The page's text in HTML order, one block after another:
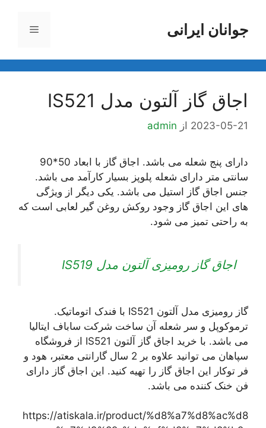
جوانان ایرانی فهرست
اجاق گاز آلتون مدل IS521
2023-05-21 ازadmin
دارای پنج شعله می باشد. اجاق گاز با ابعاد 50*90
سانتی متر دارای شعله پلوپز بسیار کارآمد می باشد.
جنس اجاق گاز استیل می باشد. یکی دیگر از ویژگی
های این اجاق گاز وجود روکش روغن گیر لعابی است که
به راحتی تمیز می شود.
اجاق گاز رومیزی آلتون مدل IS519
گاز رومیزی مدل آلتون IS521 با فندک اتوماتیک.
ترموکوپل و سر شعله آن ساخت شرکت ساباف ایتالیا
می باشد. با خرید اجاق گاز آلتون IS521 از فروشگاه
سپاهان می توانید علاوه بر 2 سال گارانتی معتبر، هود و
فر توکار این اجاق گاز را تهیه کنید. این اجاق گاز دارای
فن خنک کننده می باشد.
https://atiskala.ir/product/%d8%a7%d8%ac%d8